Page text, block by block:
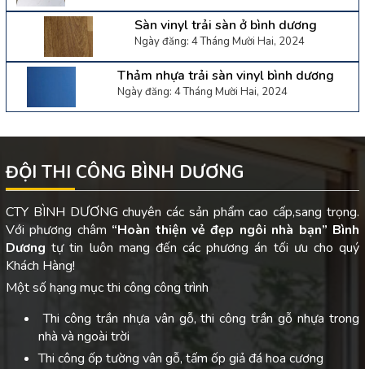
Sàn vinyl trải sàn ở bình dương
Ngày đăng: 4 Tháng Mười Hai, 2024
Thảm nhựa trải sàn vinyl bình dương
Ngày đăng: 4 Tháng Mười Hai, 2024
ĐỘI THI CÔNG BÌNH DƯƠNG
CTY BÌNH DƯƠNG chuyên các sản phẩm cao cấp,sang trọng.
Với phương châm “Hoàn thiện vẻ đẹp ngôi nhà bạn” Bình
Dươngtự tin luôn mang đến các phương án tối ưu cho quý
Khách Hàng!
Một số hạng mục thi công công trình
Thi công trần nhựa vân gỗ, thi công trần gỗ nhựa trong
nhà và ngoài trời
Thi công ốp tường vân gỗ, tấm ốp giả đá hoa cương